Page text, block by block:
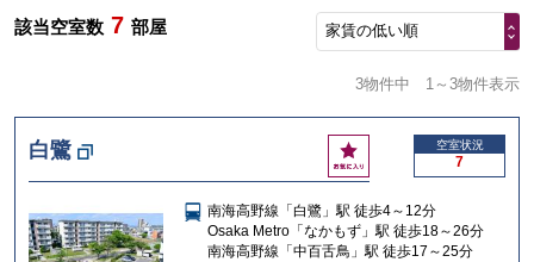
該当空室数 7 部屋 家賃の低い順
3物件中 1～3物件表示
白鷺
お
気
入
り
空室状況
7
南海高野線「白鷺」駅 徒歩4～12分
Osaka Metro「なかもず」駅 徒歩18～26分
南海高野線「中百舌鳥」駅 徒歩17～25分